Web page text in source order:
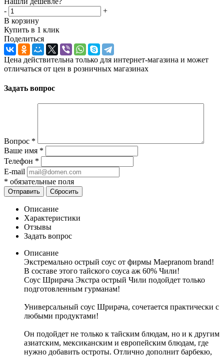
-
+
В корзину
Купить в 1 клик
Поделиться
Цена действительна только для интернет-магазина и может
отличаться от цен в розничных магазинах
Задать вопрос
Вопрос *
Ваше имя *
Телефон *
E-mail
* обязательные поля
Отправить Сбросить
Описание
Характеристики
Отзывы
Задать вопрос
Описание
Экстремально острый соус от фирмы Maepranom brand!
В составе этого тайского соуса аж 60% Чили!
Соус Шрирача Экстра острый Чили подойдет только
подготовленным гурманам!
Универсальный соус Шрирача, сочетается практически с
любыми продуктами!
Он подойдет не только к тайским блюдам, но и к другим
азиатским, мексиканским и европейским блюдам, где
нужно добавить остроты. Отлично дополнит барбекю,